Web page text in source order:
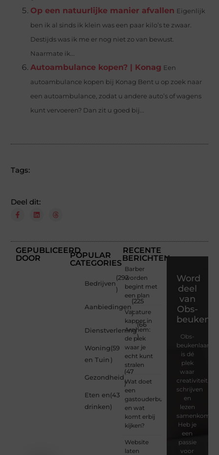
Op een natuurlijke manier afvallen Eigenlijk
ben ik al sinds ik klein was een paar kilo’s te zwaar.
Destijds was ik me er nog niet zo van bewust.
Naarmate ik...
Autoambulance kopen? | Konag Een
autoambulance kopen bij Konag Bent u op zoek naar
een autoambulance, zodat u andere auto’s of wagens
kunt vervoeren? Dan zit u goed bij...
Tags:
Deel dit:
GEPUBLICEERD
DOOR
POPULAR
CATEGORIES
Bedrijven
(292
)
Aanbiedingen
(225
)
Dienstverlening
(66
)
Woning
en Tuin
(59
)
Gezondheid
(47
)
Eten en
drinken
(43
)
RECENTE
BERICHTEN
Barber
worden
begint met
een plan
Vacature
kapper in
Arnhem:
de plek
waar je
echt kunt
stralen
Wat doet
een
gastouderbureau
en wat
komt erbij
kijken?
Website
laten
Word
deel
van
Obs-
Obs-
beukenlaan.nl
is dé
plek
waar
creativiteit,
schrijven
en
lezen
samenkomen.
Heb je
een
passie
voor